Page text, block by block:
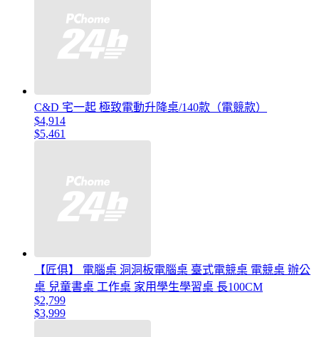
C&D 宅一起 極致電動升降桌/140款（電競款）
$4,914
$5,461
【匠俱】 電腦桌 洞洞板電腦桌 臺式電競桌 電競桌 辦公
桌 兒童書桌 工作桌 家用學生學習桌 長100CM
$2,799
$3,999